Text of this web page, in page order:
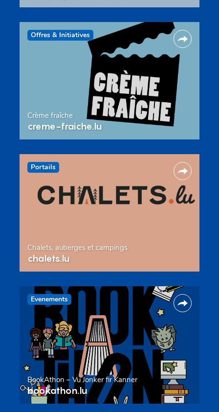
Offres & Initiatives
Crème fraîche
creme-fraiche.lu
Portails
Chalets, auberges et campings
chalets.lu
Evenements
BookAthon – Vu Jonker fir Kanner
bookathon.lu